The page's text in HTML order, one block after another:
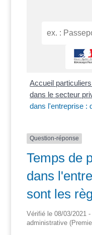
Accueil particuliers
dans le secteur
dans l'entreprise :
Question-réponse
Temps de
dans
sont les
Vérifié le 08/03/2021
administrative